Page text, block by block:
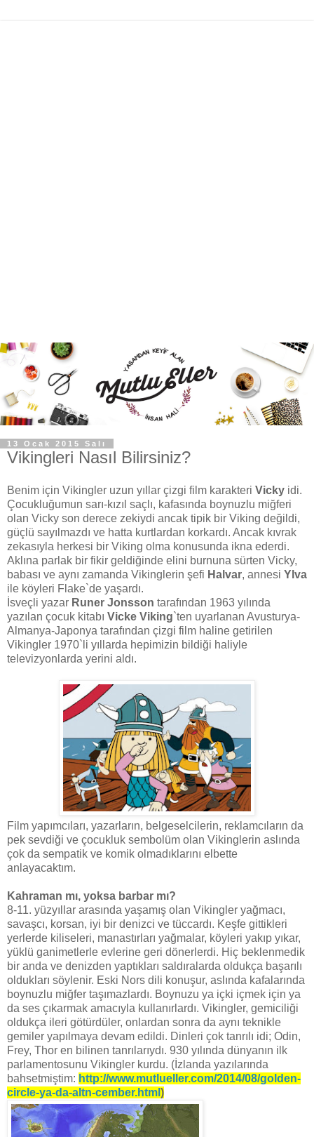
13 Ocak 2015 Salı
Vikingleri Nasıl Bilirsiniz?
Benim için Vikingler uzun yıllar çizgi film karakteri Vicky idi.
Çocukluğumun sarı-kızıl saçlı, kafasında boynuzlu miğferi
olan Vicky son derece zekiydi ancak tipik bir Viking değildi,
güçlü sayılmazdı ve hatta kurtlardan korkardı. Ancak kıvrak
zekasıyla herkesi bir Viking olma konusunda ikna ederdi.
Aklına parlak bir fikir geldiğinde elini burnuna sürten Vicky,
babası ve aynı zamanda Vikinglerin şefi Halvar, annesi Ylva
ile köyleri Flake`de yaşardı.
İsveçli yazar Runer Jonsson tarafından 1963 yılında
yazılan çocuk kitabı Vicke Viking`ten uyarlanan Avusturya-
Almanya-Japonya tarafından çizgi film haline getirilen
Vikingler 1970`li yıllarda hepimizin bildiği haliyle
televizyonlarda yerini aldı.
Film yapımcıları, yazarların, belgeselcilerin, reklamcıların da
pek sevdiği ve çocukluk sembolüm olan Vikinglerin aslında
çok da sempatik ve komik olmadıklarını elbette
anlayacaktım.
Kahraman mı, yoksa barbar mı?
8-11. yüzyıllar arasında yaşamış olan Vikingler yağmacı,
savaşcı, korsan, iyi bir denizci ve tüccardı. Keşfe gittikleri
yerlerde kiliseleri, manastırları yağmalar, köyleri yakıp yıkar,
yüklü ganimetlerle evlerine geri dönerlerdi. Hiç beklenmedik
bir anda ve denizden yaptıkları saldıralarda oldukça başarılı
oldukları söylenir. Eski Nors dili konuşur, aslında kafalarında
boynuzlu miğfer taşımazlardı. Boynuzu ya içki içmek için ya
da ses çıkarmak amacıyla kullanırlardı. Vikingler, gemiciliği
oldukça ileri götürdüler, onlardan sonra da aynı teknikle
gemiler yapılmaya devam edildi. Dinleri çok tanrılı idi; Odin,
Frey, Thor en bilinen tanrılarıydı. 930 yılında dünyanın ilk
parlamentosunu Vikingler kurdu. (İzlanda yazılarında
bahsetmiştim: http://www.mutlueller.com/2014/08/golden-
circle-ya-da-altn-cember.html )